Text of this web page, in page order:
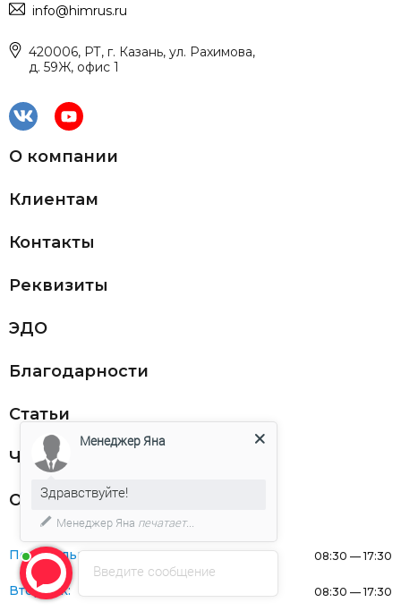
info@himrus.ru
420006, РТ, г. Казань, ул. Рахимова,
д. 59Ж, офис 1
О компании
Клиентам
Контакты
Реквизиты
ЭДО
Благодарности
Статьи
Частникам
Оферта
Понедельник: 08:30 — 17:30
Вторник: 08:30 — 17:30
Введите сообщение
Менеджер Яна
Здравствуйте!
Менеджер Яна печатает...